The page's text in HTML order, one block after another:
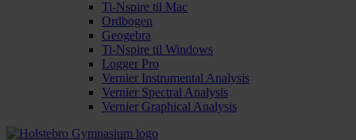
Ti-Nspire til Mac
Ordbogen
Geogebra
Ti-Nspire til Windows
Logger Pro
Vernier Instrumental Analysis
Vernier Spectral Analysis
Vernier Graphical Analysis